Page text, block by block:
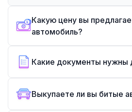
Какую цену вы
автомобиль?
Какие документы нужны
Выкупаете ли вы битые